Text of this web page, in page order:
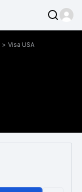
> Visa USA